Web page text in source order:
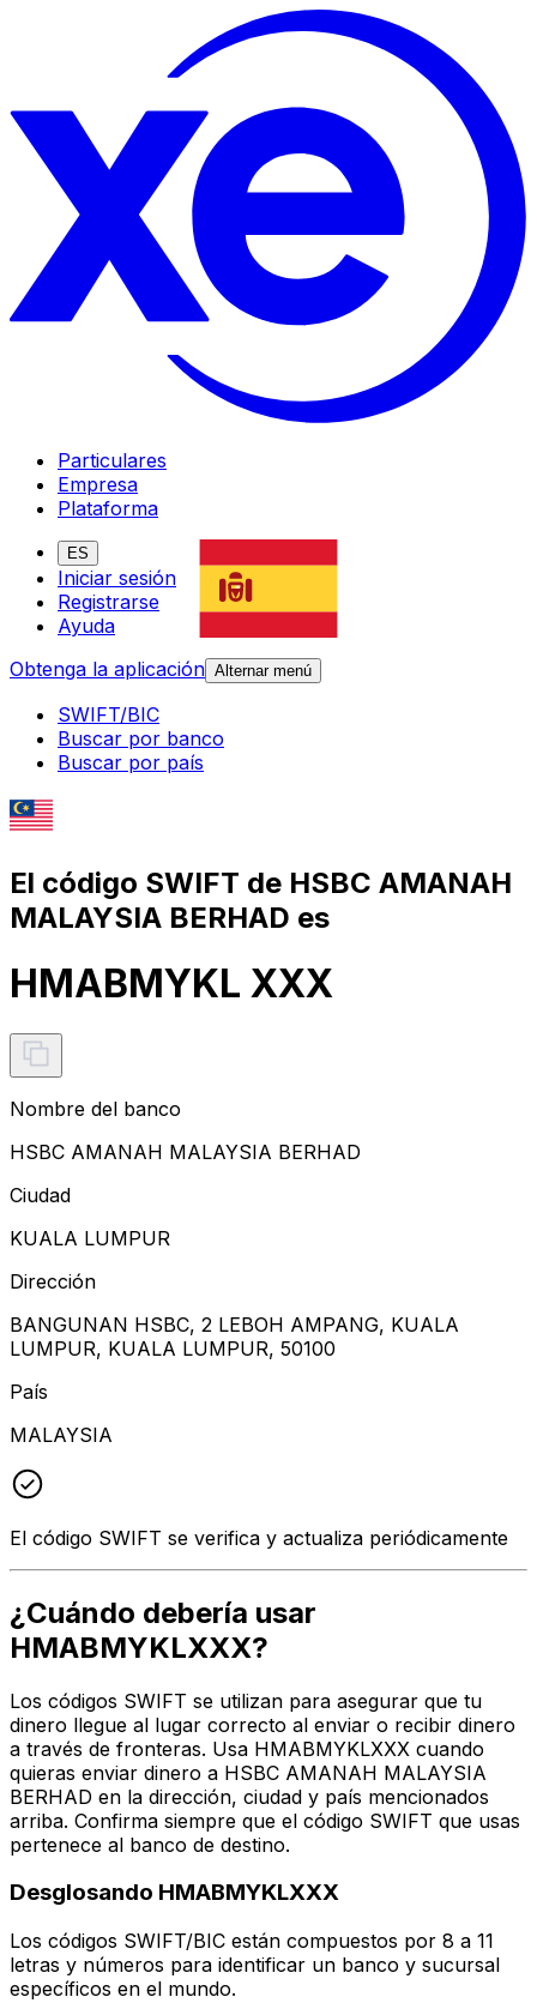
Particulares
Empresa
Plataforma
ES
Iniciar sesión
Registrarse
Ayuda
Obtenga la aplicación Alternar menú
SWIFT/BIC
Buscar por banco
Buscar por país
El código SWIFT de HSBC AMANAH
MALAYSIA BERHAD es
HMABMYKL XXX
Nombre del banco
HSBC AMANAH MALAYSIA BERHAD
Ciudad
KUALA LUMPUR
Dirección
BANGUNAN HSBC, 2 LEBOH AMPANG, KUALA
LUMPUR, KUALA LUMPUR, 50100
País
MALAYSIA
El código SWIFT se verifica y actualiza periódicamente
¿Cuándo debería usar
HMABMYKLXXX?
Los códigos SWIFT se utilizan para asegurar que tu
dinero llegue al lugar correcto al enviar o recibir dinero
a través de fronteras. Usa HMABMYKLXXX cuando
quieras enviar dinero a HSBC AMANAH MALAYSIA
BERHAD en la dirección, ciudad y país mencionados
arriba. Confirma siempre que el código SWIFT que usas
pertenece al banco de destino.
Desglosando HMABMYKLXXX
Los códigos SWIFT/BIC están compuestos por 8 a 11
letras y números para identificar un banco y sucursal
específicos en el mundo.